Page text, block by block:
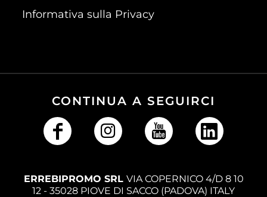
Informativa sulla Privacy
CONTINUA A SEGUIRCI
ERREBIPROMO SRL VIA COPERNICO 4/D 8 10
12 - 35028 PIOVE DI SACCO (PADOVA) ITALY